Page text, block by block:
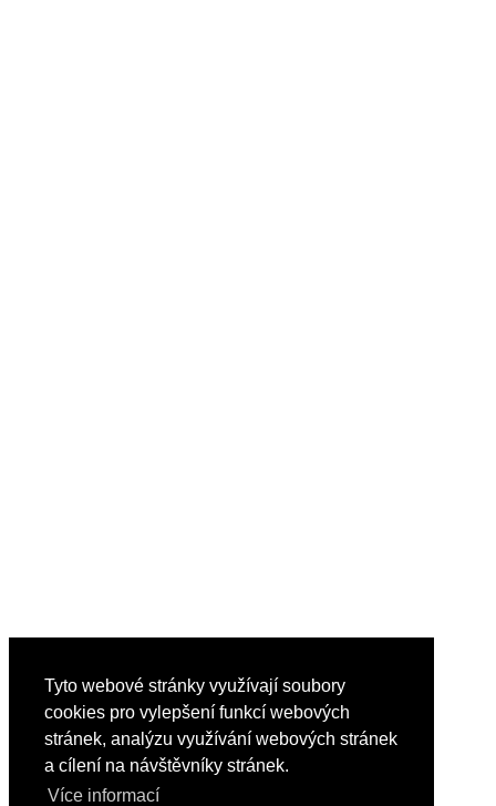
Tyto webové stránky využívají soubory
cookies pro vylepšení funkcí webových
stránek, analýzu využívání webových stránek
a cílení na návštěvníky stránek.
Více informací